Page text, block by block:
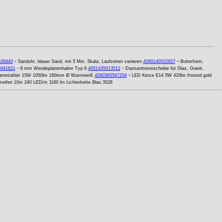
- Sanduhr, blauer Sand, mit 5 Min. Skala, Laufzeiten variieren 4260140522657- Butterform,
- 8 mm Wendeplattenhalter Typ 6 4051435013512- Diamanttrennscheibe für Glas, Granit,
15W 1050lm 160mm Ø Warmweiß 4260365567204- LED Kerze E14 5W 420lm frosted gold
10m 240 LED/m 1160 lm Lichterkette Blau 3528